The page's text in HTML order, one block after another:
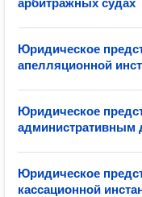
арбитражных судах
Юридическое
апелляционной
Юридическое
административным
Юридическое
кассационной